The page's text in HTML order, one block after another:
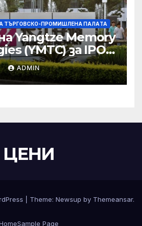
ТЪРГОВСКО-ПРОМИШЛЕНА ПАЛAТА
Yangtze Memory
(YMTC) за IPO
ADMIN
ЦЕНИ
Theme: Newsup by Themeansar.
Sample Page